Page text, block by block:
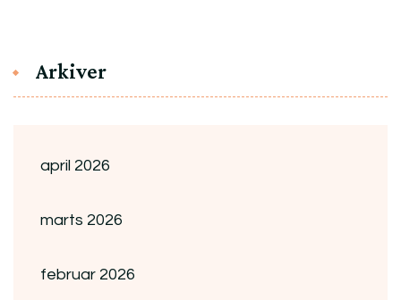
Arkiver
april 2026
marts 2026
februar 2026